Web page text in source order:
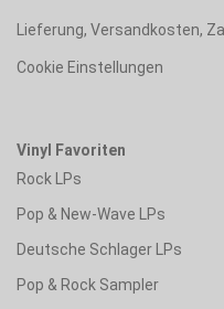
Lieferung, Versandkosten,
Cookie Einstellungen
Vinyl Favoriten
Rock LPs
Pop & New-Wave LPs
Deutsche Schlager LPs
Pop & Rock Sampler